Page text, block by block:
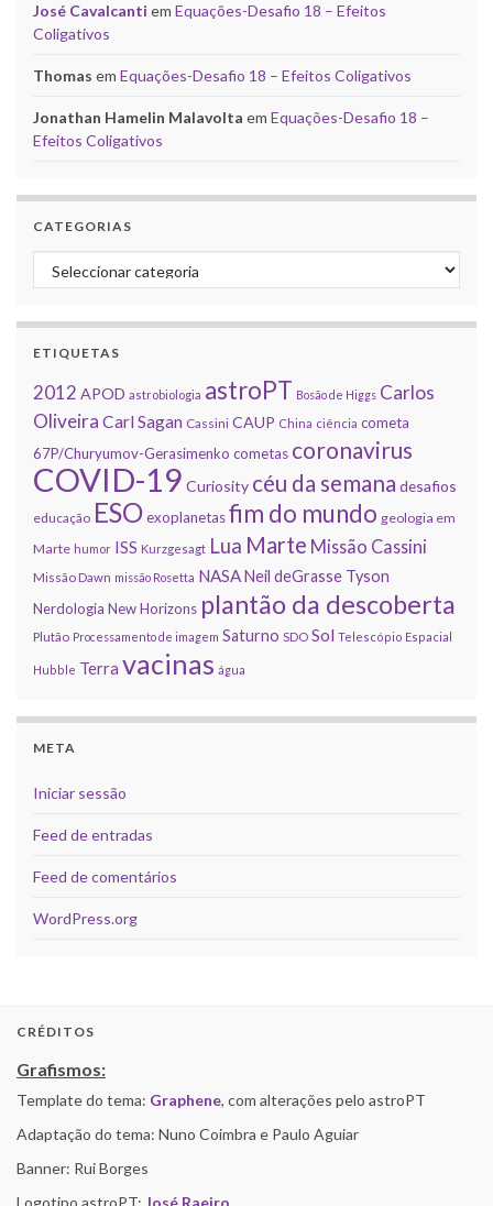
José Cavalcanti em Equações-Desafio 18 – Efeitos
Coligativos
Thomas em Equações-Desafio 18 – Efeitos Coligativos
Jonathan Hamelin Malavolta em Equações-Desafio 18 –
Efeitos Coligativos
CATEGORIAS
Categorias
ETIQUETAS
2012 APOD astrobiologia astroPT Bosão de Higgs Carlos
Oliveira Carl Sagan Cassini CAUP China ciência cometa
67P/Churyumov-Gerasimenko cometas coronavirus
COVID-19 Curiosity céu da semana desafios
educação ESOexoplanetasfim do mundo geologia em
Marte humor ISS Kurzgesagt Lua Marte Missão Cassini
Missão Dawn missão Rosetta NASANeil deGrasse Tyson
Nerdologia New Horizons plantão da descoberta
Plutão Processamento de imagem Saturno SDO Sol Telescópio Espacial
Hubble Terra vacinas água
META
Iniciar sessão
Feed de entradas
Feed de comentários
WordPress.org
CRÉDITOS
Grafismos:
Template do tema: Graphene, com alterações pelo astroPT
Adaptação do tema: Nuno Coimbra e Paulo Aguiar
Banner: Rui Borges